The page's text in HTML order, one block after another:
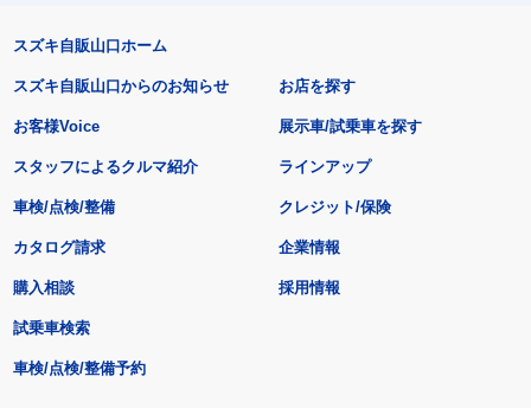
スズキ自販山口ホーム
スズキ自販山口からのお知らせ
お客様Voice
スタッフによるクルマ紹介
お店を探す
展示車/試乗車を探す
ラインアップ
車検/点検/整備 クレジット/保険
カタログ請求
購入相談
試乗車検索
車検/点検/整備予約
企業情報
採用情報